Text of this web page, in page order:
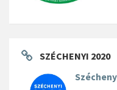
SZÉCHENYI 2020